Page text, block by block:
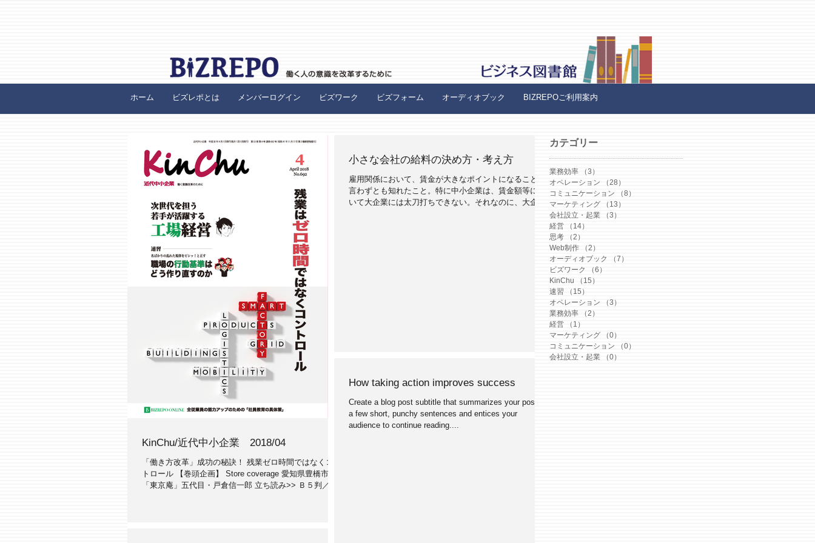
ホーム ビズレポとは メンバーログイン ビズワーク ビズフォーム オーディオブック BIZREPOご利用案内
KinChu/近代中小企業 2018/04
「働き方改革」成功の秘訣！ 残業ゼロ時間ではなくコン
トロール 【巻頭企画】 Store coverage 愛知県豊橋市
「東京庵」五代目・戸倉信一郎 立ち読み>> Ｂ５判／本
小さな会社の給料の決め方・考え方
雇用関係において、賃金が大きなポイントになることは
言わずとも知れたこと。特に中小企業は、賃金額等にお
いて大企業には太刀打ちできない。それなのに、大企業
How taking action improves success
Create a blog post subtitle that summarizes your post in
a few short, punchy sentences and entices your
audience to continue reading....
カテゴリー
業務効率 （3）
オペレーション
（28）
コミュニケーション
（8）
マーケティング
（13）
会社設立・起業
（3）
経営
（14）
思考
（2）
Web制作
（2）
オーディオブック
（7）
ビズワーク
（6）
KinChu
（15）
速習
（15）
オペレーション
（3）
業務効率
（2）
経営
（1）
マーケティング
（0）
コミュニケーション
（0）
会社設立・起業
（0）